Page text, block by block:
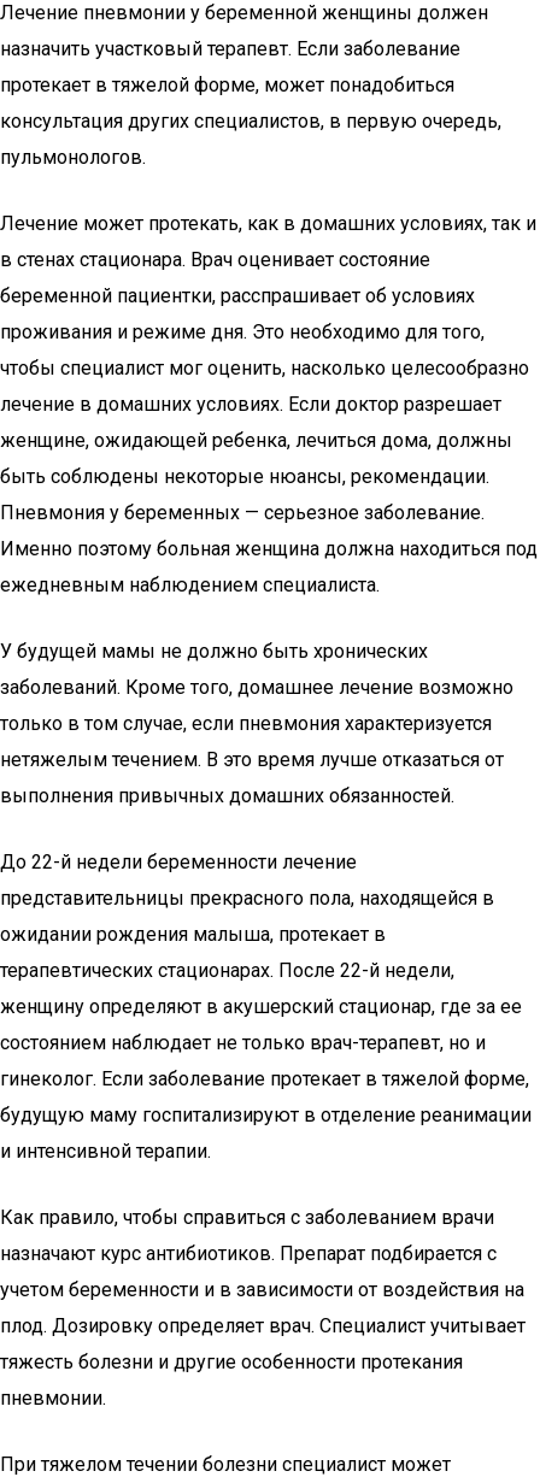
Лечение пневмонии у беременной женщины должен
назначить участковый терапевт. Если заболевание
протекает в тяжелой форме, может понадобиться
консультация других специалистов, в первую очередь,
пульмонологов.
Лечение может протекать, как в домашних условиях, так и
в стенах стационара. Врач оценивает состояние
беременной пациентки, расспрашивает об условиях
проживания и режиме дня. Это необходимо для того,
чтобы специалист мог оценить, насколько целесообразно
лечение в домашних условиях. Если доктор разрешает
женщине, ожидающей ребенка, лечиться дома, должны
быть соблюдены некоторые нюансы, рекомендации.
Пневмония у беременных — серьезное заболевание.
Именно поэтому больная женщина должна находиться под
ежедневным наблюдением специалиста.
У будущей мамы не должно быть хронических
заболеваний. Кроме того, домашнее лечение возможно
только в том случае, если пневмония характеризуется
нетяжелым течением. В это время лучше отказаться от
выполнения привычных домашних обязанностей.
До 22-й недели беременности лечение
представительницы прекрасного пола, находящейся в
ожидании рождения малыша, протекает в
терапевтических стационарах. После 22-й недели,
женщину определяют в акушерский стационар, где за ее
состоянием наблюдает не только врач-терапевт, но и
гинеколог. Если заболевание протекает в тяжелой форме,
будущую маму госпитализируют в отделение реанимации
и интенсивной терапии.
Как правило, чтобы справиться с заболеванием врачи
назначают курс антибиотиков. Препарат подбирается с
учетом беременности и в зависимости от воздействия на
плод. Дозировку определяет врач. Специалист учитывает
тяжесть болезни и другие особенности протекания
пневмонии.
При тяжелом течении болезни специалист может